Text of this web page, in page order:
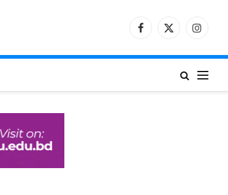
Facebook
X